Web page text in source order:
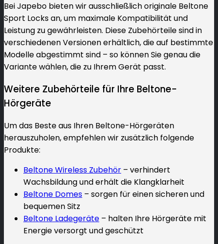
Bei Japebo bieten wir ausschließlich originale Beltone
Sport Locks an, um maximale Kompatibilität und
Leistung zu gewährleisten. Diese Zubehörteile sind in
verschiedenen Versionen erhältlich, die auf bestimmte
Modelle abgestimmt sind – so können Sie genau die
Variante wählen, die zu Ihrem Gerät passt.
Weitere Zubehörteile für Ihre Beltone-
Hörgeräte
Um das Beste aus Ihren Beltone-Hörgeräten
herauszuholen, empfehlen wir zusätzlich folgende
Produkte:
Beltone Wireless Zubehör – verhindert
Wachsbildung und erhält die Klangklarheit
Beltone Domes – sorgen für einen sicheren und
bequemen Sitz
Beltone Ladegeräte – halten Ihre Hörgeräte mit
Energie versorgt und geschützt